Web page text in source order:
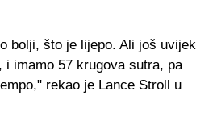
bolji, što je lijepo. Ali još uvijek
i imamo 57 krugova sutra, pa
rekao je Lance Stroll u